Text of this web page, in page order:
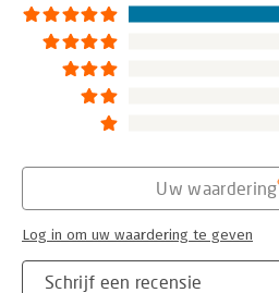
verstaan.
Lees verder
Schrijf een recensie
Uw waardering
Log in om uw waardering te geven